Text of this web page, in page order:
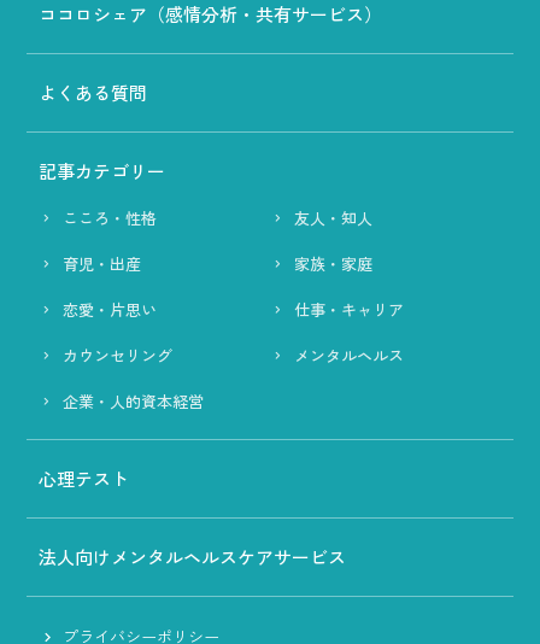
ココロシェア（感情分析・共有サービス）
よくある質問
記事カテゴリー
こころ・性格
友人・知人
育児・出産
家族・家庭
恋愛・片思い
仕事・キャリア
カウンセリング
メンタルヘルス
企業・人的資本経営
心理テスト
法人向けメンタルヘルスケアサービス
プライバシーポリシー